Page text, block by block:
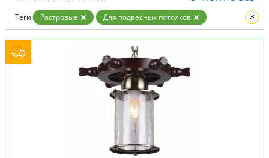
Теги: Растровые
Для подвесных потолков
Производитель:
ST Luce Вид: Светильники